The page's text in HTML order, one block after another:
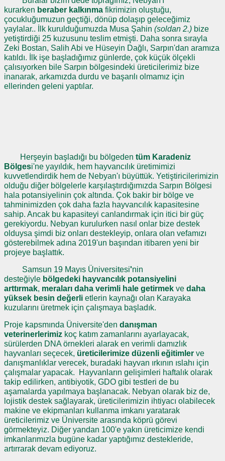
kurarken beraber kalkınma fikrimizin oluştuğu,
çocukluğumuzun geçtiği, dönüp dolaşıp geleceğimiz
yaylalar.. İlk kurulduğumuzda Musa Şahin (soldan 2.) bize
yetiştirdiği 25 kuzusunu teslim etmişti. Daha sonra sırayla
Zeki Bostan, Salih Abi ve Hüseyin Dağlı, Sarpın'dan aramıza
katıldı. İlk işe başladığımız günlerde, çok küçük ölçekli
çalısıyorken bile Sarpın bölgesindeki üreticilerimiz bize
inanarak, arkamızda durdu ve başarılı olmamız için
ellerinden geleni yaptılar.
Herşeyin başladığı bu bölgeden tüm Karadeniz
Bölgesi'ne yayıldık, hem hayvancılık üretimimizi
kuvvetlendirdik hem de Nebyan'ı büyüttük. Yetiştiricilerimizin
olduğu diğer bölgelerle karşılaştırdığımızda Sarpın Bölgesi
hala potansiyelinin çok altında. Çok bakir bir bölge ve
tahminimizden çok daha fazla hayvancılık kapasitesine
sahip. Ancak bu kapasiteyi canlandırmak için itici bir güç
gerekiyordu. Nebyan kurulurken nasıl onlar bize destek
olduysa şimdi biz onları destekleyip, onlara olan vefamızı
gösterebilmek adına 2019'un başından itibaren yeni bir
projeye başlattık.
Samsun 19 Mayıs Üniversitesi'nin
desteğiyle bölgedeki hayvancılık potansiyelini
arttırmak, meraları daha verimli hale getirmek ve daha
yüksek besin değerli etlerin kaynağı olan Karayaka
kuzularını üretmek için çalışmaya başladık.
Proje kapsmında Üniversite'den danışman
veterinerlerimiz koç katım zamanlarını ayarlayacak,
sürülerden DNA örnekleri alarak en verimli damızlık
hayvanları seçecek, üreticilerimize düzenli eğitimler ve
danışmanlıklar verecek, buradaki hayvan ırkının ıslahı için
çalışmalar yapacak. Hayvanların gelişimleri haftalık olarak
takip edilirken, antibiyotik, GDO gibi testleri de bu
aşamalarda yapılmaya başlanacak. Nebyan olarak biz de,
lojistik destek sağlayarak, üreticilerimizin ihtiyacı olabilecek
makine ve ekipmanları kullanma imkanı yaratarak
üreticilerimiz ve Üniversite arasında köprü görevi
görmekteyiz. Diğer yandan 100'e yakın üreticimize kendi
imkanlarımızla bugüne kadar yaptığımız destekleride,
artırrarak devam ediyoruz.